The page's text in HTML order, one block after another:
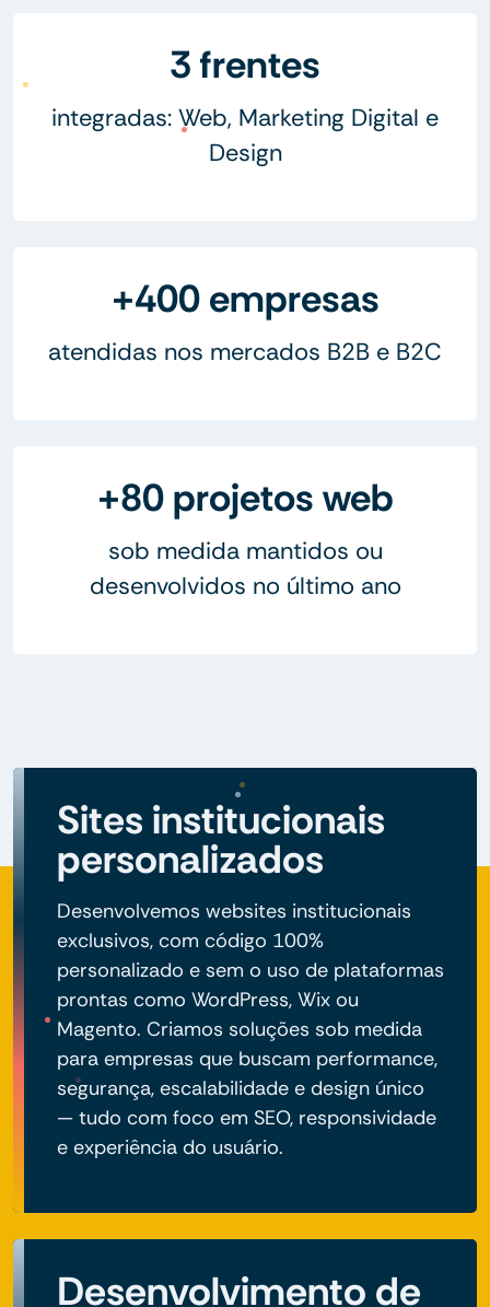
3 frentes
integradas: Web, Marketing Digital e
Design
+400 empresas
atendidas nos mercados B2B e B2C
+80 projetos web
sob medida mantidos ou
desenvolvidos no último ano
Sites institucionais
personalizados
Desenvolvemos websites institucionais
exclusivos, com código 100%
personalizado e sem o uso de plataformas
prontas como WordPress, Wix ou
Magento. Criamos soluções sob medida
para empresas que buscam performance,
segurança, escalabilidade e design único
— tudo com foco em SEO, responsividade
e experiência do usuário.
Desenvolvimento de